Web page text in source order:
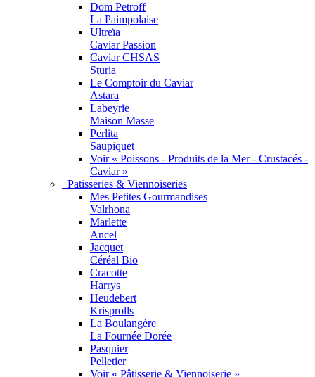
Dom Petroff
La Paimpolaise
Ultreïa
Caviar Passion
Caviar CHSAS
Sturia
Le Comptoir du Caviar
Astara
Labeyrie
Maison Masse
Perlita
Saupiquet
Voir « Poissons - Produits de la Mer - Crustacés -
Caviar »
Patisseries & Viennoiseries
Mes Petites Gourmandises
Valrhona
Marlette
Ancel
Jacquet
Céréal Bio
Cracotte
Harrys
Heudebert
Krisprolls
La Boulangère
La Fournée Dorée
Pasquier
Pelletier
Voir « Pâtisserie & Viennoiserie »